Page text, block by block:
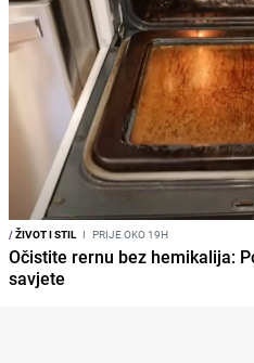
/ŽIVOT I STIL I PRIJE OKO 19H
Očistite rernu bez hemikalija:
savjete